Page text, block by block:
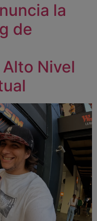
la
de
Nivel